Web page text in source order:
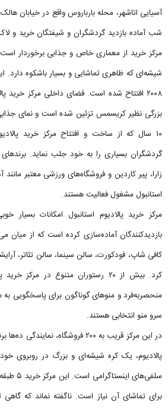
شب آماده بازدید گردشگران و شیفتگان خرید و
مرکز خرید از معماری خاص و جذابی برخوردار
۲۰۰۸ افتتاح شده است. فضای داخلی مرکز
بزرگی نظیر کریسمس تزئین شده است و نمای
۱۰ سال که از ساخت و افتتاح مرکز خرید
گردشگران بسیاری را به خود جلب نماید. برندهای
زارا، پیر کاردین و فروشگاه‌های ورزشی معتبر
استانبول مشغول فعالیت هستند.
مرکز خرید پالادیوم استانبول امکانات بسیار
بازدیدکنندگان آماده‌سازی کرده است که از میان
کافی شاپ، فودکورت، سالن سینما، سالن تئاتر،
کرد. بیش از ۲۰ رستوران متنوع در
منحصربه‌فرد و منوهای گوناگون برای پاسخگویی به
سرو منو انتخابی هستند.
در این مرکز قریب به ۲۰۰ فروشگاه،
پالادیوم، یک کره شیشه‌ای و بزرگ در روبروی
برای تماشای آن نیاز است. ناگفته نماند که